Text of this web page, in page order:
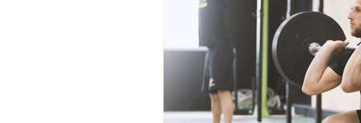
Saúde da Mulher
Obesidade e dicas pós-bariátrica